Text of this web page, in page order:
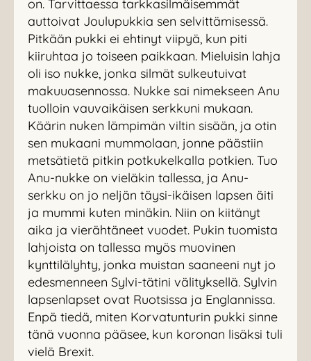
on. Tarvittaessa tarkkasilmäisemmät
auttoivat Joulupukkia sen selvittämisessä.
Pitkään pukki ei ehtinyt viipyä, kun piti
kiiruhtaa jo toiseen paikkaan. Mieluisin lahja
oli iso nukke, jonka silmät sulkeutuivat
makuuasennossa. Nukke sai nimekseen Anu
tuolloin vauvaikäisen serkkuni mukaan.
Käärin nuken lämpimän viltin sisään, ja otin
sen mukaani mummolaan, jonne päästiin
metsätietä pitkin potkukelkalla potkien. Tuo
Anu-nukke on vieläkin tallessa, ja Anu-
serkku on jo neljän täysi-ikäisen lapsen äiti
ja mummi kuten minäkin. Niin on kiitänyt
aika ja vierähtäneet vuodet. Pukin tuomista
lahjoista on tallessa myös muovinen
kynttilälyhty, jonka muistan saaneeni nyt jo
edesmenneen Sylvi-tätini välityksellä. Sylvin
lapsenlapset ovat Ruotsissa ja Englannissa.
Enpä tiedä, miten Korvatunturin pukki sinne
tänä vuonna pääsee, kun koronan lisäksi tuli
vielä Brexit.